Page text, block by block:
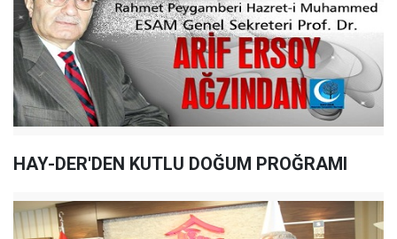
HAY-DER'DEN KUTLU DOĞUM PROĞRAMI